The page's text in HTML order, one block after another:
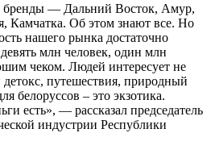
бренды — Дальний Восток, Амур,
Камчатка. Об этом знают все. Но
нашего рынка достаточно
млн человек, один млн
чеком. Людей интересует не
путешествия, природный
белоруссов – это экзотика.
есть», — рассказал председатель
индустрии Республики